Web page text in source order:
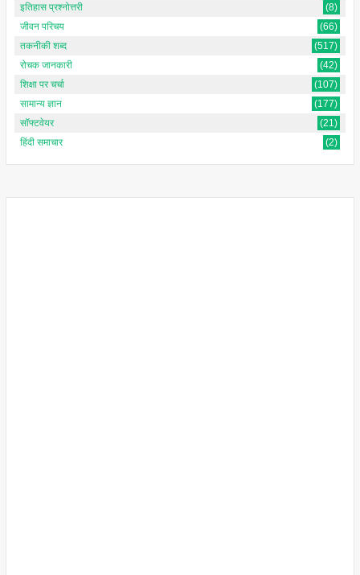
इतिहास प्रश्नोत्तरी
(8)
जीवन परिचय
(66)
तकनीकी शब्द
(517)
रोचक जानकारी
(42)
शिक्षा पर चर्चा
(107)
सामान्य ज्ञान
(177)
सॉफ्टवेयर
(21)
हिंदी समाचार
(2)